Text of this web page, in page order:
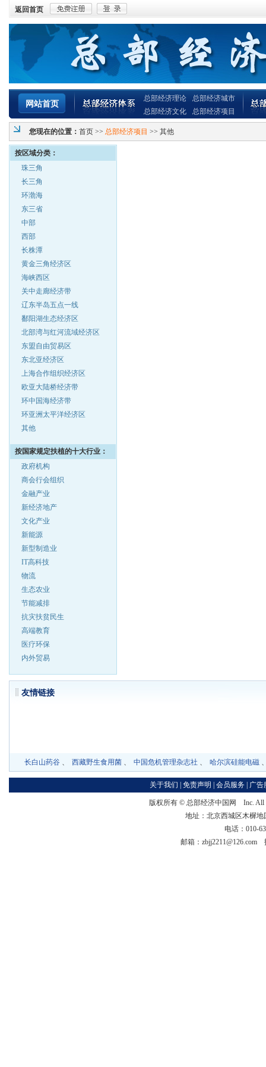
返回首页
网站首页
总部经济理论
总部经济文化
总部经济城市
总部经济项目
您现在的位置： 首页 >> 总部经济项目 >> 其他
按区域分类：
珠三角
长三角
环渤海
东三省
中部
西部
长株潭
黄金三角经济区
海峡西区
关中走廊经济带
辽东半岛五点一线
鄱阳湖生态经济区
北部湾与红河流域经济区
东盟自由贸易区
东北亚经济区
上海合作组织经济区
欧亚大陆桥经济带
环中国海经济带
环亚洲太平洋经济区
其他
按国家规定扶植的十大行业：
政府机构
商会行会组织
金融产业
新经济地产
文化产业
新能源
新型制造业
IT高科技
物流
生态农业
节能减排
抗灾扶贫民生
高端教育
医疗环保
内外贸易
友情链
长白山药谷 、 西藏野生食用菌 、 中国危机管理杂志社 、 哈尔滨硅能电磁
关于我们 免责声明 会员服务 广告
版权所有 © 总部经济中国网
Inc. All
地址：北京西城区木樨
电话：010-
邮箱：zbjj2211@126.com